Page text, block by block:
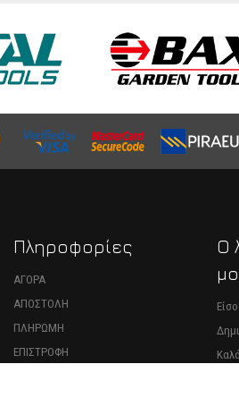
Πληροφορίες
ΑΓΟΡΑ
ΑΠΟΣΤΟΛΗ
ΠΛΗΡΩΜΗ
ΕΠΙΣΤΡΟΦΗ
Ο